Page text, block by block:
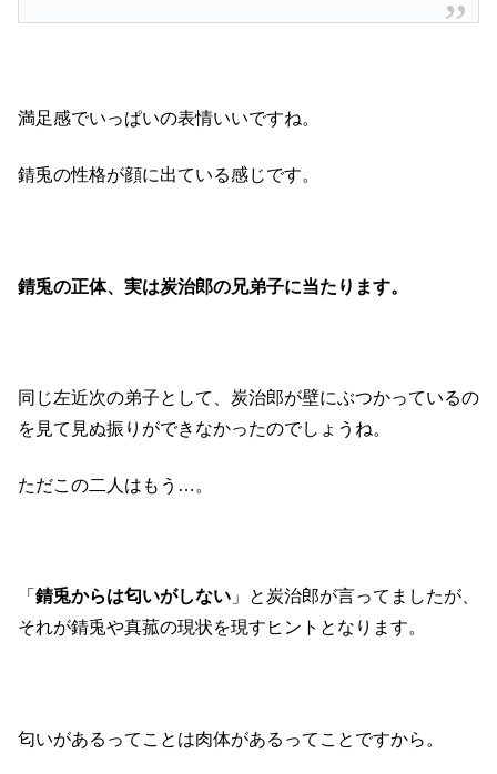
満足感でいっぱいの表情いいですね。
錆兎の性格が顔に出ている感じです。
錆兎の正体、実は炭治郎の兄弟子に当たります。
同じ左近次の弟子として、炭治郎が壁にぶつかっているの
を見て見ぬ振りができなかったのでしょうね。
ただこの二人はもう…。
「 錆兎からは匂いがしない 」と炭治郎が言ってましたが、
それが錆兎や真菰の現状を現すヒントとなります。
匂いがあるってことは肉体があるってことですから。